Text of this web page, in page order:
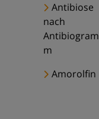
Antibiose
nach
Antibiogram
m
Amorolfin